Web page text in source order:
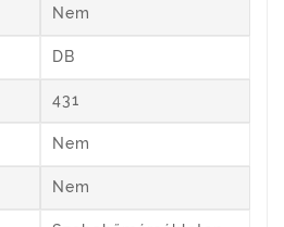
Nem
DB
431
Nem
Nem